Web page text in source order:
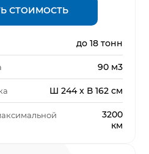
СТОИМОСТЬ
до 18 тонн
90 м3
Ш 244 x В 162 см
3200
км